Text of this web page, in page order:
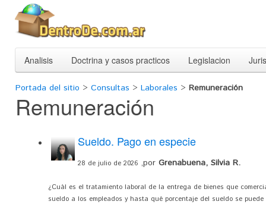
Analisis Doctrina y casos practicos Legislacion
Portada del sitio > Consultas > Laborales > Remuneración
Remuneración
Sueldo. Pago en especie
28 de julio de 2026 ,por Grenabuena, Silvia R.
¿Cuál es el tratamiento laboral de la entrega de bienes que
sueldo a los empleados y hasta qué porcentaje del sueldo se puede